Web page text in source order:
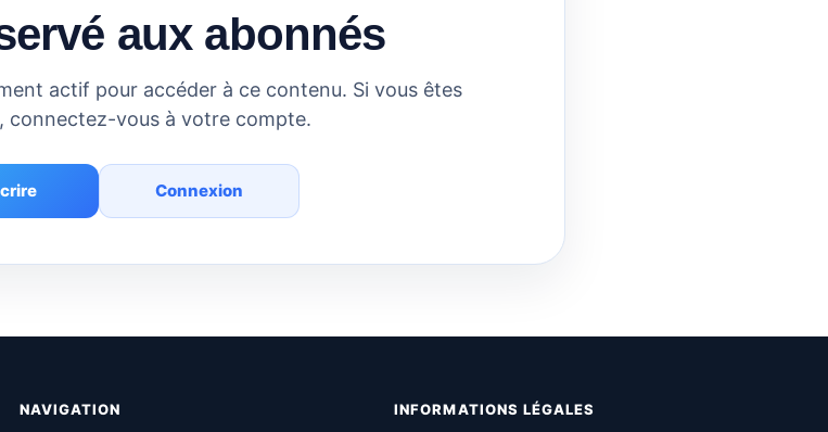
aux abonnés
actif pour accéder à ce contenu. Si vous êtes
connectez-vous à votre compte.
Connexion
NAVIGATION INFORMATIONS LÉGALES